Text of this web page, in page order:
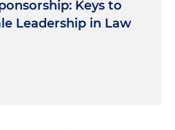
Keys to
Leadership in Law